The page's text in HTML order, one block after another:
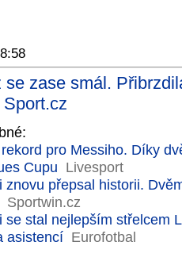
se zase smál.
pro Messiho. Díky
Cupu Livesport
znovu přepsal historii.
Sportwin.cz
se stal nejlepším střelcem
asistencí Eurofotbal